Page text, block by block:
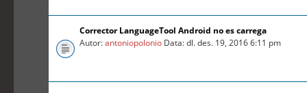
Corrector LanguageTool Android no es carrega
Autor:antoniopolonio Data: dl. des. 19, 2016 6:11 pm